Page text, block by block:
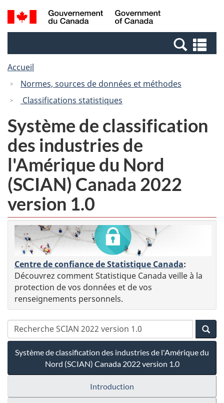
Passer
au
Passer
à
Canada
Recherche
et
et
Accueil
Normes, sources de données et méthodes
Classifications statistiques
Système de classification
des industries de
l'Amérique du Nord
(SCIAN) Canada 2022
version 1.0
Centre de confiance de Statistique Canada:
Découvrez comment Statistique Canada veille à la
protection de vos données et de vos
renseignements personnels.
Système de classification des industries de l'Amérique du
Nord (SCIAN) Canada 2022 version 1.0
Introduction